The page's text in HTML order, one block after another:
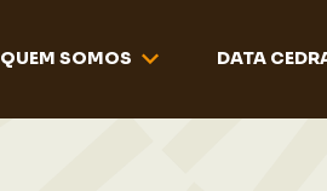
QUEM SOMOS DATA